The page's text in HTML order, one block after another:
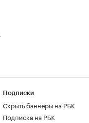
Подписки
Скрыть баннеры на РБК
Подписка на РБК